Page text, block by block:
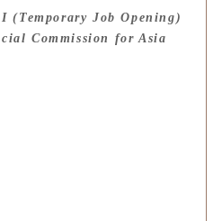
(Temporary Job Opening)
Commission for Asia